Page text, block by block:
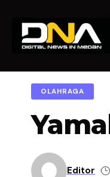
OLAHRAGA
Editor